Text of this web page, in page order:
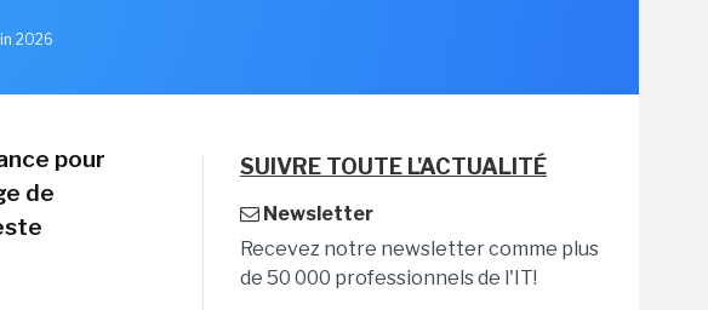
2026
pour
de
SUIVRE TOUTE L'ACTUALITÉ
Newsletter
Recevez notre newsletter comme plus
de 50 000 professionnels de l'IT!